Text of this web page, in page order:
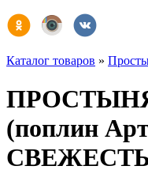
Каталог товаров »
(поплин